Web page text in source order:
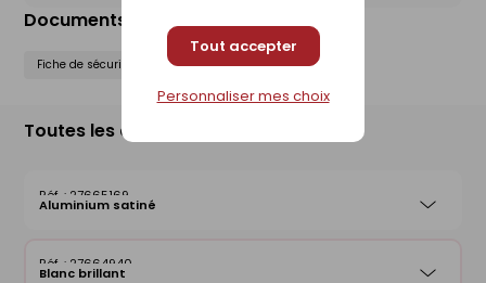
Tout accepter
Personnaliser mes choix
Documents liés
Fiche de sécurité (FdS)
Toutes les déclinaisons
27665169
Aluminium satiné
27664940
Blanc brillant